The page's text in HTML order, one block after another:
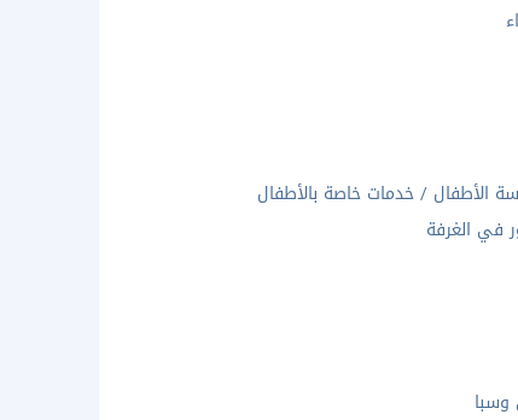
الأطفال / خدمات خاصة بالأطفال
في الغرفة